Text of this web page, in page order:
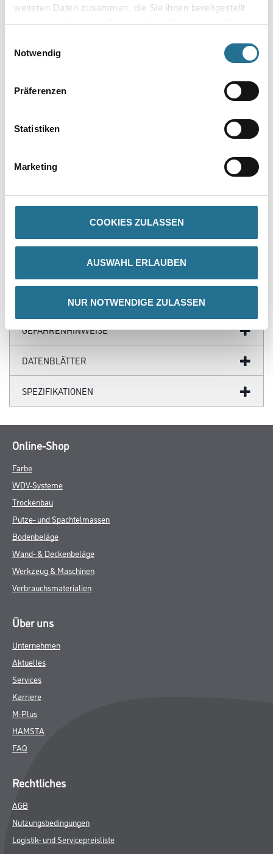
weiteren Daten zusammen, die Sie ihnen bereitgestellt
haben oder die sie im Rahmen Ihrer Nutzung der Dienste
Notwendig
Präferenzen
Statistiken
Marketing
COOKIES ZULASSEN
AUSWAHL ERLAUBEN
NUR NOTWENDIGE ZULASSEN
Umrechnungsfaktoren
Motivs. Gefräste Klebefläche für eine optimale Anhaftung des
ZUSATZINFOS
GEFAHRENHINWEISE
DATENBLÄTTER
SPEZIFIKATIONEN
Online-Shop
Farbe
WDV-Systeme
Trockenbau
Putze- und Spachtelmassen
Bodenbeläge
Wand- & Deckenbeläge
Werkzeug & Maschinen
Verbrauchsmaterialien
Über uns
Unternehmen
Aktuelles
Services
Karriere
M-Plus
HAMSTA
FAQ
Rechtliches
AGB
Nutzungsbedingungen
Logistik- und Servicepreisliste